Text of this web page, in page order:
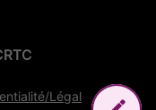
Légal